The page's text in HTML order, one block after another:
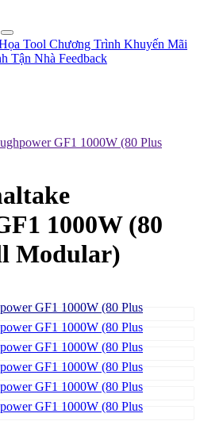
Tool Chương Trình Khuyến Mãi
Tận Nhà Feedback
GF1 1000W (80 Plus
1000W (80
Modular)